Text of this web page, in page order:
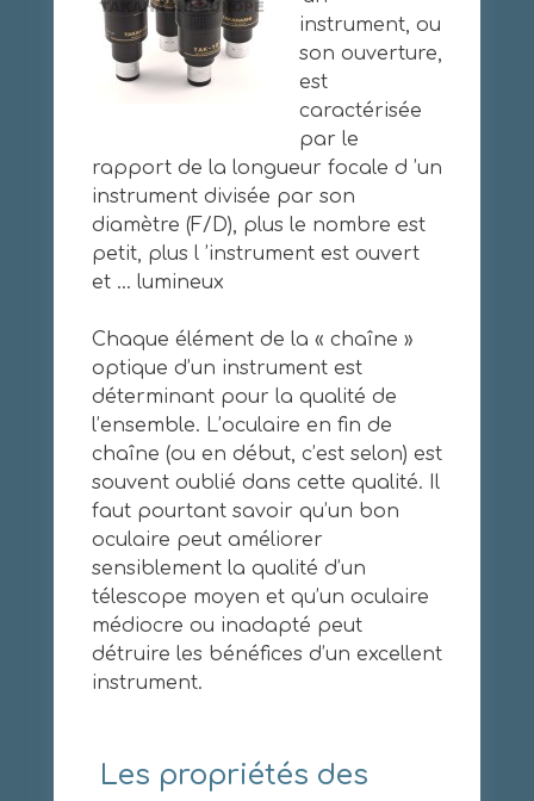
instrument, ou
son ouverture,
est
caractérisée
par le
rapport de la longueur focale d ’un
instrument divisée par son
diamètre (F/D), plus le nombre est
petit, plus l ’instrument est ouvert
et … lumineux
Chaque élément de la « chaîne »
optique d’un instrument est
déterminant pour la qualité de
l’ensemble. L’oculaire en fin de
chaîne (ou en début, c’est selon) est
souvent oublié dans cette qualité. Il
faut pourtant savoir qu’un bon
oculaire peut améliorer
sensiblement la qualité d’un
télescope moyen et qu’un oculaire
médiocre ou inadapté peut
détruire les bénéfices d’un excellent
instrument.
Les propriétés des